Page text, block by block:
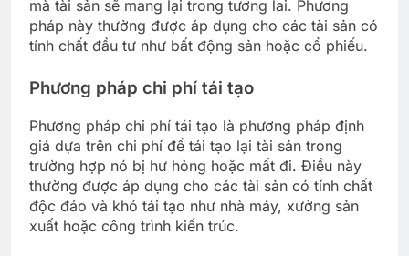
mà tài sản sẽ mang lại trong tương lai. Phương
pháp này thường được áp dụng cho các tài sản có
tính chất đầu tư như bất động sản hoặc cổ phiếu.
Phương pháp chi phí tái tạo
Phương pháp chi phí tái tạo là phương pháp định
giá dựa trên chi phí để tái tạo lại tài sản trong
trường hợp nó bị hư hỏng hoặc mất đi. Điều này
thường được áp dụng cho các tài sản có tính chất
độc đáo và khó tái tạo như nhà máy, xưởng sản
xuất hoặc công trình kiến trúc.